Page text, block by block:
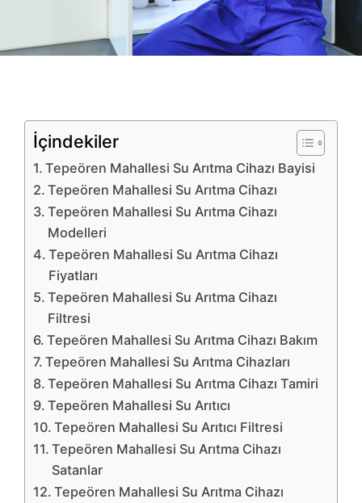
İçindekiler
Tepeören Mahallesi Su Arıtma Cihazı Bayisi
Tepeören Mahallesi Su Arıtma Cihazı
Tepeören Mahallesi Su Arıtma Cihazı
Modelleri
Tepeören Mahallesi Su Arıtma Cihazı
Fiyatları
Tepeören Mahallesi Su Arıtma Cihazı
Filtresi
Tepeören Mahallesi Su Arıtma Cihazı Bakım
Tepeören Mahallesi Su Arıtma Cihazları
Tepeören Mahallesi Su Arıtma Cihazı Tamiri
Tepeören Mahallesi Su Arıtıcı
Tepeören Mahallesi Su Arıtıcı Filtresi
Tepeören Mahallesi Su Arıtma Cihazı
Satanlar
Tepeören Mahallesi Su Arıtma Cihazı